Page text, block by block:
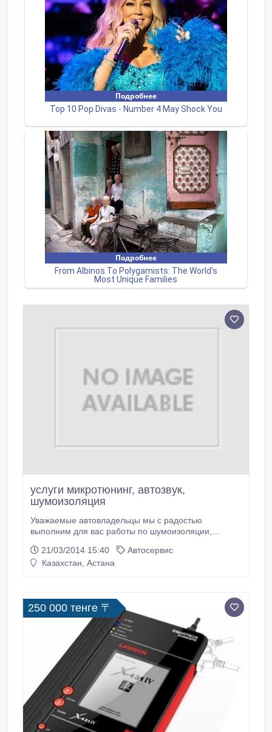
услуги микротюнинг, автозвук,
шумоизоляция
Уважаемые автовладельцы мы с радостью
выполним для вас работы по шумоизоляции,
21/03/2014 15:40
Автосервис
Казахстан, Астана
250 000 тенге 〒